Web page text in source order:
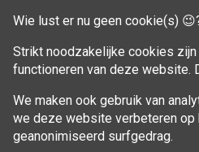
Wie lust er nu geen cookie(s)
Strikt noodzakelijke cookies
functioneren van deze website.
We maken ook gebruik van
we deze website verbeteren op
geanonimiseerd surfgedrag.
Aankoop beheren
VOLG MIJ
Facebook